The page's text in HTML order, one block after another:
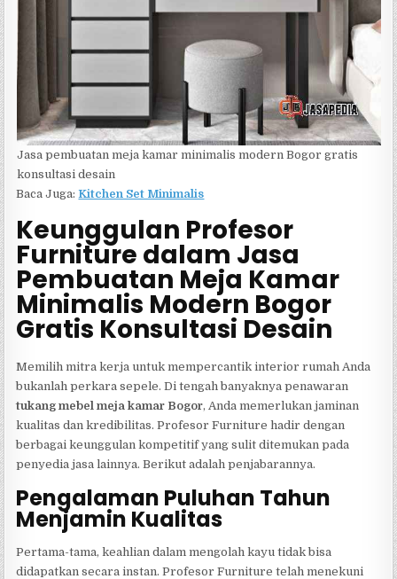
Jasa pembuatan meja kamar minimalis modern Bogor gratis
konsultasi desain
Baca Juga:Kitchen Set Minimalis
Keunggulan Profesor
Furniture dalam Jasa
Pembuatan Meja Kamar
Minimalis Modern Bogor
Gratis Konsultasi Desain
Memilih mitra kerja untuk mempercantik interior rumah Anda
bukanlah perkara sepele. Di tengah banyaknya penawaran
tukang mebel meja kamar Bogor, Anda memerlukan jaminan
kualitas dan kredibilitas. Profesor Furniture hadir dengan
berbagai keunggulan kompetitif yang sulit ditemukan pada
penyedia jasa lainnya. Berikut adalah penjabarannya.
Pengalaman Puluhan Tahun
Menjamin Kualitas
Pertama-tama, keahlian dalam mengolah kayu tidak bisa
didapatkan secara instan. Profesor Furniture telah menekuni